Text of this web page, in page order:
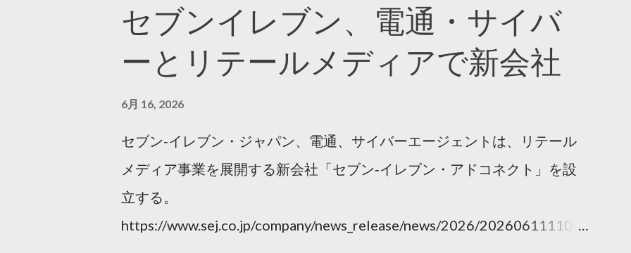
セブンイレブン、電通・サイバ
ーとリテールメディアで新会社
6月 16, 2026
セブン‐イレブン・ジャパン、電通、サイバーエージェントは、リテール
メディア事業を展開する新会社「セブン‐イレブン・アドコネクト」を設
立する。
https://www.sej.co.jp/company/news_release/news/2026/202606111100.